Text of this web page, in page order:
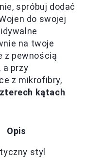
spróbuj dodać
do swojej
na twoje
z pewnością
a przy
z mikrofibry,
kątach
Opis
styl